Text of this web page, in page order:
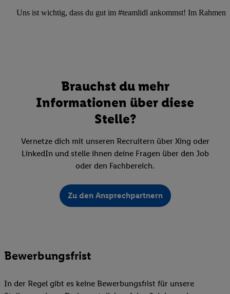
Uns ist wichtig, dass du gut im #teamlidl ankommst! Im Rahmen
Brauchst du mehr
Informationen über diese
Stelle?
Vernetze dich mit unseren Recruitern über Xing oder
LinkedIn und stelle ihnen deine Fragen über den Job
oder den Fachbereich.
Zu den Ansprechpartnern
Bewerbungsfrist
In der Regel gibt es keine Bewerbungsfrist für unsere